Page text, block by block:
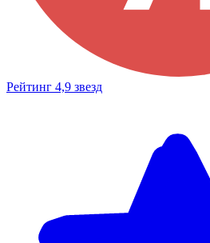
Рейтинг 4,9 звезд